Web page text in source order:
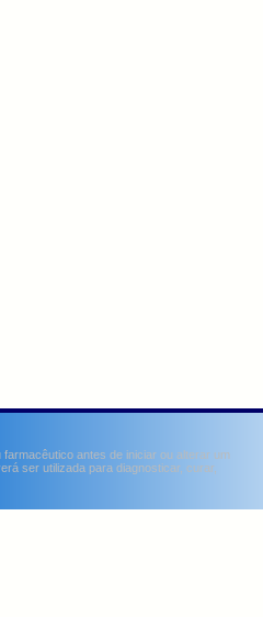
antes de iniciar ou alterar um
ser utilizada para diagnosticar, curar,